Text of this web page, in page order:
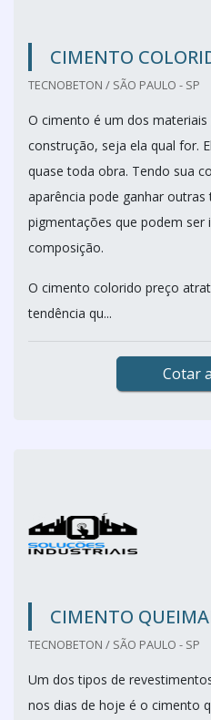
CIMENTO
TECNOBETON / SÃO PAULO - SP
O cimento é um dos
construção, seja ela qual for.
quase toda obra. Tendo sua
aparência pode ganhar outras
pigmentações que podem ser
composição.
O cimento colorido preço
tendência qu...
Cotar
CIMENTO
TECNOBETON / SÃO PAULO - SP
Um dos tipos de
nos dias de hoje é o cimento